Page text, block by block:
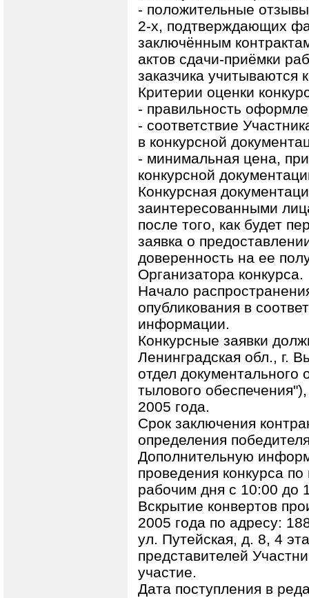
- положительные
2-х, подтверждающих
заключённым
актов сдачи-приёмки
заказчика учитываются
Критерии оценки
- правильность
- соответствие
в конкурсной
- минимальная цена,
конкурсной
Конкурсная
заинтересованными
после того, как будет
заявка о
доверенность на ее
Организатора конкурса.
Начало
опубликования в
информации.
Конкурсные заявки
Ленинградская обл., г.
отдел документального
тылового
2005 года.
Срок заключения
определения
Дополнительную
проведения конкурса
рабочим дня с 10:00 до
Вскрытие конвертов
2005 года по адресу:
ул. Путейская, д. 8, 4
представителей
участие.
Дата поступления в